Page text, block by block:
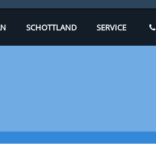
SCHOTTLAND SERVICE